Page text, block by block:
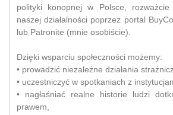
polityki konopnej w Polsce, rozważcie
naszej działalności poprzez portal
lub Patronite (mnie osobiście).
Dzięki wsparciu społeczności możemy:
• prowadzić niezależne działania
• uczestniczyć w spotkaniach z
• nagłaśniać realne historie ludzi
prawem,